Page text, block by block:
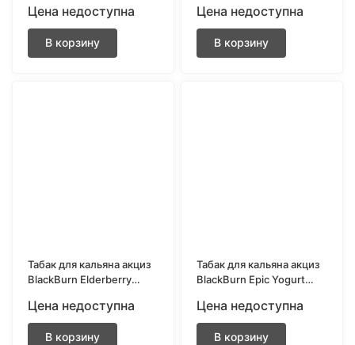
Цена недоступна
В корзину
200 гр.
Цена недоступна
В корзину
Табак для кальяна акциз
BlackBurn Elderberry
гр.
Цена недоступна
В корзину
Табак для кальяна акциз
BlackBurn Epic Yogurt
гр.
Цена недоступна
В корзину